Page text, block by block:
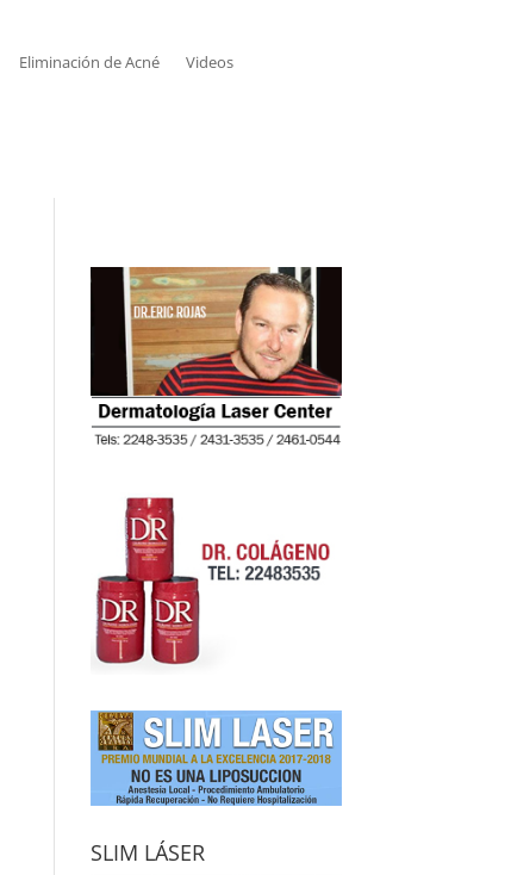
Eliminación de Acné
Videos
SLIM LÁSER